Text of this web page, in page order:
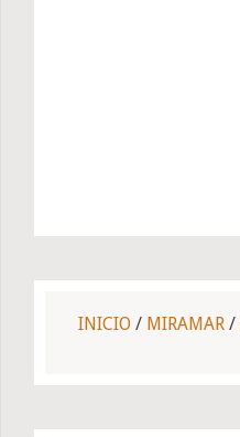
INICIO / MIRAMAR /